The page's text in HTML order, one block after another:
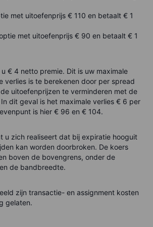
met uitoefenprijs € 110 en betaalt € 1
met uitoefenprijs € 90 en betaalt € 1
€ 4 netto premie. Dit is uw maximale
verlies is te berekenen door per spread
uitoefenprijzen te verminderen met de
dit geval is het maximale verlies € 6 per
is hier € 96 en € 104.
u zich realiseert dat bij expiratie hooguit
kan worden doorbroken. De koers
boven de bovengrens, onder de
de bandbreedte.
zijn transactie- en assignment kosten
gelaten.